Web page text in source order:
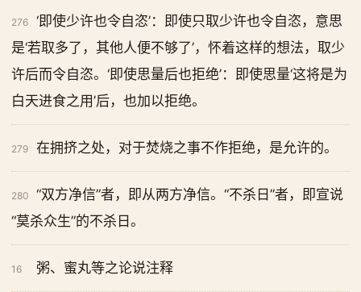
276
‘即使少许也令自恣’：即使只取少许也令自恣，意思
是‘若取多了，其他人便不够了’，怀着这样的想法，取少
许后而令自恣。‘即使思量后也拒绝’：即使思量‘这将是为
白天进食之用’后，也加以拒绝。
279 在拥挤之处，对于焚烧之事不作拒绝，是允许的。
280
“双方净信”者，即从两方净信。“不杀日”者，即宣说
“莫杀众生”的不杀日。
16 粥、蜜丸等之论说注释